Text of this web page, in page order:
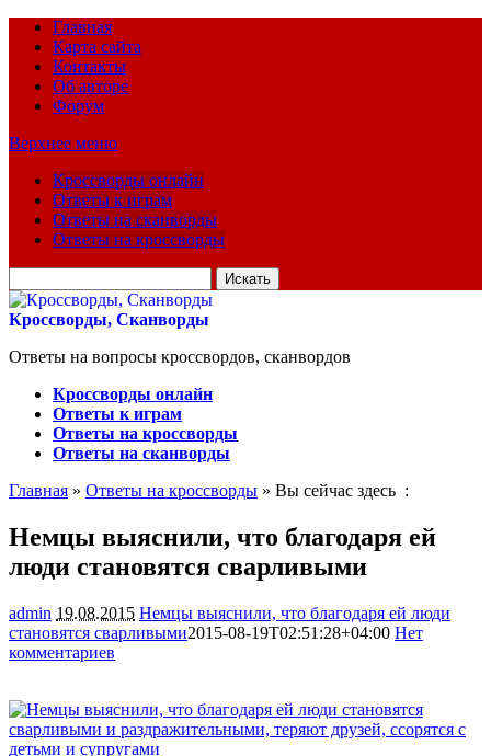
Главная
Карта сайта
Контакты
Об авторе
Форум
Верхнее меню
Кроссворды онлайн
Ответы к играм
Ответы на сканворды
Ответы на кроссворды
для:
Кроссворды, Сканворды
Ответы на вопросы кроссвордов, сканвордов
Кроссворды онлайн
Ответы к играм
Ответы на кроссворды
Ответы на сканворды
Главная » Ответы на кроссворды » Вы сейчас здесь :
Немцы выяснили, что благодаря ей
люди становятся сварливыми
admin 19.08.2015 Немцы выяснили, что благодаря ей люди
становятся сварливыми2015-08-19T02:51:28+04:00 Нет
комментариев